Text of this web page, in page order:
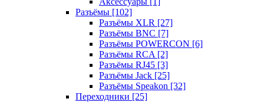
Разъёмы [102]
Разъёмы XLR [27]
Разъёмы BNC [7]
Разъёмы POWERCON [6]
Разъёмы RCA [2]
Разъёмы RJ45 [3]
Разъёмы Jack [25]
Разъёмы Speakon [32]
Переходники [25]